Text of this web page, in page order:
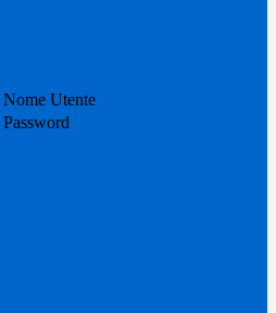
Nome Utente
Password